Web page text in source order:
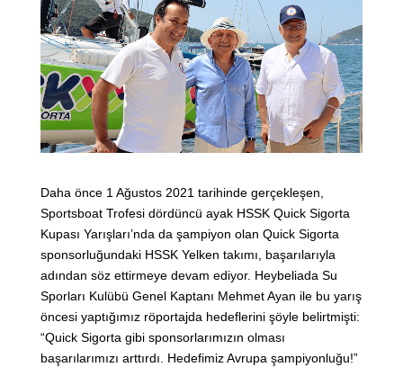
Daha önce 1 Ağustos 2021 tarihinde gerçekleşen,
Sportsboat Trofesi dördüncü ayak HSSK Quick Sigorta
Kupası Yarışları’nda da şampiyon olan Quick Sigorta
sponsorluğundaki HSSK Yelken takımı, başarılarıyla
adından söz ettirmeye devam ediyor. Heybeliada Su
Sporları Kulübü Genel Kaptanı Mehmet Ayan ile bu yarış
öncesi yaptığımız röportajda hedeflerini şöyle belirtmişti:
“Quick Sigorta gibi sponsorlarımızın olması
başarılarımızı arttırdı. Hedefimiz Avrupa şampiyonluğu!”